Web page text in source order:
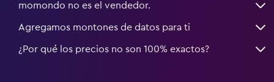
momondo no es el vendedor.
Agregamos montones de datos para ti
¿Por qué los precios no son 100% exactos?